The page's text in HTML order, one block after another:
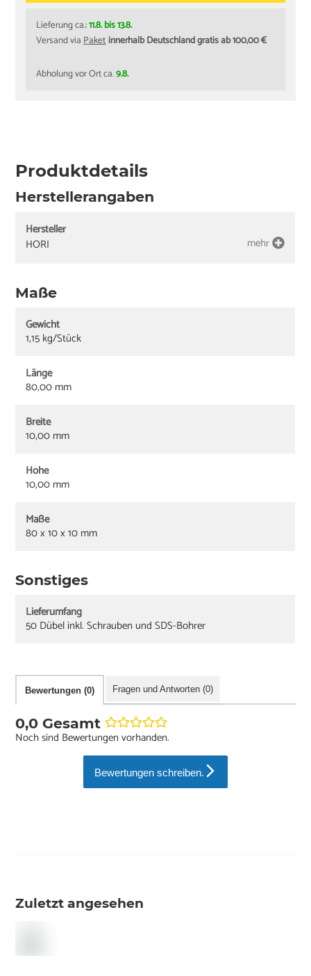
Lieferung ca.:11.8. bis 13.8.
Versand viaPaketinnerhalb Deutschland gratis ab 100,00 €
Abholung vor Ort ca.9.8.
Produktdetails
Herstellerangaben
Hersteller
HORI
mehr
Maße
Gewicht
1,15 kg/Stück
Länge
80,00 mm
Breite
10,00 mm
Höhe
10,00 mm
Maße
80 x 10 x 10 mm
Sonstiges
Lieferumfang
50 Dübel inkl. Schrauben und SDS-Bohrer
Bewertungen (0) Fragen und Antworten (0)
0,0 Gesamt
Noch sind Bewertungen vorhanden.
Bewertungen schreiben.
Zuletzt angesehen